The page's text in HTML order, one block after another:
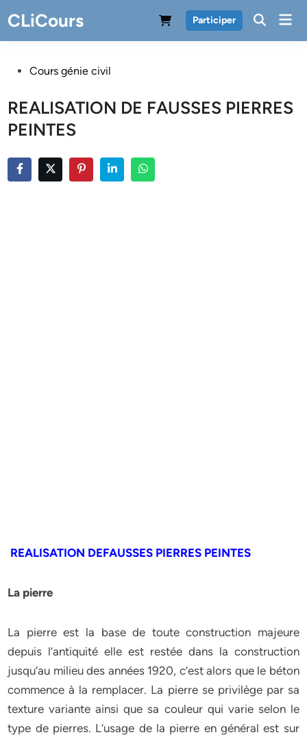
to
content
CLiCours Participer
PostedCours génie civil
REALISATION DE FAUSSES PIERRES
PEINTES
REALISATION DEFAUSSES PIERRES PEINTES
La pierre
La pierre est la base de toute construction majeure
depuis l’antiquité elle est restée dans la construction
jusqu’au milieu des années 1920, c’est alors que le béton
commence à la remplacer. La pierre se privilège par sa
texture variante ainsi que sa couleur qui varie selon le
type de pierres. L’usage de la pierre en général est sur